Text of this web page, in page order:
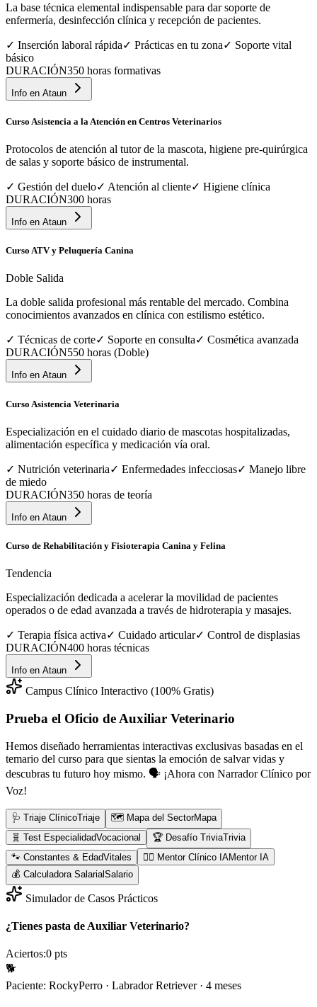
La base técnica elemental indispensable para dar soporte de
enfermería, desinfección clínica y recepción de pacientes.
✓ Inserción laboral rápida✓ Prácticas en tu zona✓ Soporte vital
básico
DURACIÓN350 horas formativas
Info en Ataun
Curso Asistencia a la Atención en Centros Veterinarios
Protocolos de atención al tutor de la mascota, higiene pre-quirúrgica
de salas y soporte básico de instrumental.
✓ Gestión del duelo✓ Atención al cliente✓ Higiene clínica
DURACIÓN300 horas
Info en Ataun
Curso ATV y Peluquería Canina
Doble Salida
La doble salida profesional más rentable del mercado. Combina
conocimientos avanzados en clínica con estilismo estético.
✓ Técnicas de corte✓ Soporte en consulta✓ Cosmética avanzada
DURACIÓN550 horas (Doble)
Info en Ataun
Curso Asistencia Veterinaria
Especialización en el cuidado diario de mascotas hospitalizadas,
alimentación específica y medicación vía oral.
✓ Nutrición veterinaria✓ Enfermedades infecciosas✓ Manejo libre
de miedo
DURACIÓN350 horas de teoría
Info en Ataun
Curso de Rehabilitación y Fisioterapia Canina y Felina
Tendencia
Especialización dedicada a acelerar la movilidad de pacientes
operados o de edad avanzada a través de hidroterapia y masajes.
✓ Terapia física activa✓ Cuidado articular✓ Control de displasias
DURACIÓN400 horas técnicas
Info en Ataun
Campus Clínico Interactivo (100% Gratis)
Prueba el Oficio de Auxiliar Veterinario
Hemos diseñado herramientas interactivas exclusivas basadas en el
temario del curso para que sientas la emoción de salvar vidas y
descubras tu futuro hoy mismo. 🗣️ ¡Ahora con Narrador Clínico por
Voz!
🩺 Triaje ClínicoTriaje 🗺️ Mapa del SectorMapa
🧬 Test EspecialidadVocacional 🏆 Desafío TriviaTrivia
🐾 Constantes & EdadVitales 👨‍⚕️ Mentor Clínico IAMentor IA
💰 Calculadora SalarialSalario
Simulador de Casos Prácticos
¿Tienes pasta de Auxiliar Veterinario?
Aciertos:0 pts
🐕
Paciente: RockyPerro · Labrador Retriever· 4 meses